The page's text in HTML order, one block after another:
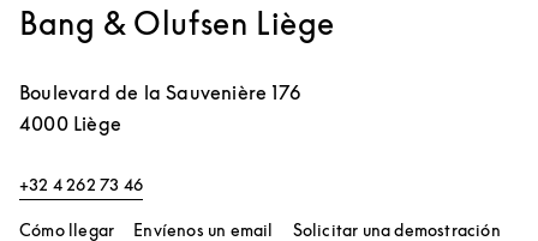
Bang & Olufsen Liège
Boulevard de la Sauvenière 176
4000 Liège
+32 4 262 73 46
Cómo llegarLink Opens in New Tab
Envíenos un email Solicitar una demostración